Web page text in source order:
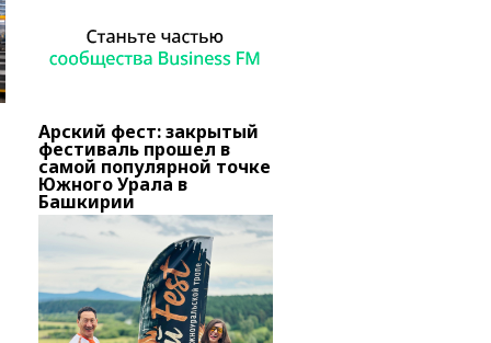
Арский фест: закрытый
фестиваль прошел в
самой популярной точке
Южного Урала в
Башкирии